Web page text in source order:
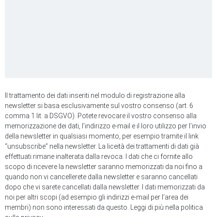
Il trattamento dei dati inseriti nel modulo di registrazione alla
newsletter si basa esclusivamente sul vostro consenso (art. 6
comma 1 lit. a DSGVO). Potete revocare il vostro consenso alla
memorizzazione dei dati, l’indirizzo e-mail e il loro utilizzo per l’invio
della newsletter in qualsiasi momento, per esempio tramite il link
“unsubscribe” nella newsletter. La liceità dei trattamenti di dati già
effettuati rimane inalterata dalla revoca. I dati che ci fornite allo
scopo di ricevere la newsletter saranno memorizzati da noi fino a
quando non vi cancellerete dalla newsletter e saranno cancellati
dopo che vi sarete cancellati dalla newsletter. I dati memorizzati da
noi per altri scopi (ad esempio gli indirizzi e-mail per l’area dei
membri) non sono interessati da questo. Leggi di più nella politica